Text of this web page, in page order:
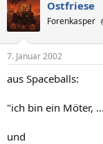
Ostfriese
Forenkasper
7. Januar 2002
aus Spaceballs:
"ich bin ein Möter,
und